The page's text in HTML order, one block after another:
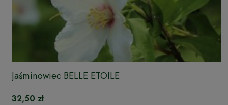
Jaśminowiec BELLE ETOILE
32,50 zł